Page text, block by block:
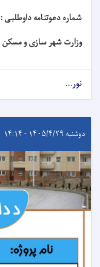
شماره دعوتنامه داوطلبی :
وزارت شهر سازی و مسکن
نور...
دوشنبه ۱۴۰۵/۴/۲۹ - ۱۴:۱۴